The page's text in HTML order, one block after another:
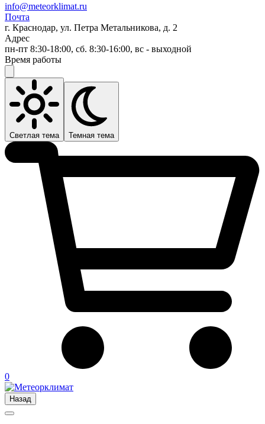
info@meteorklimat.ru
Почта
г. Краснодар, ул. Петра Метальникова, д. 2
Адрес
пн-пт 8:30-18:00, сб. 8:30-16:00, вс - выходной
Время работы
Светлая тема Темная тема
0
Назад